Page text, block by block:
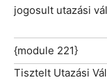
jogosult utazási
{module 221}
Tisztelt Utazási